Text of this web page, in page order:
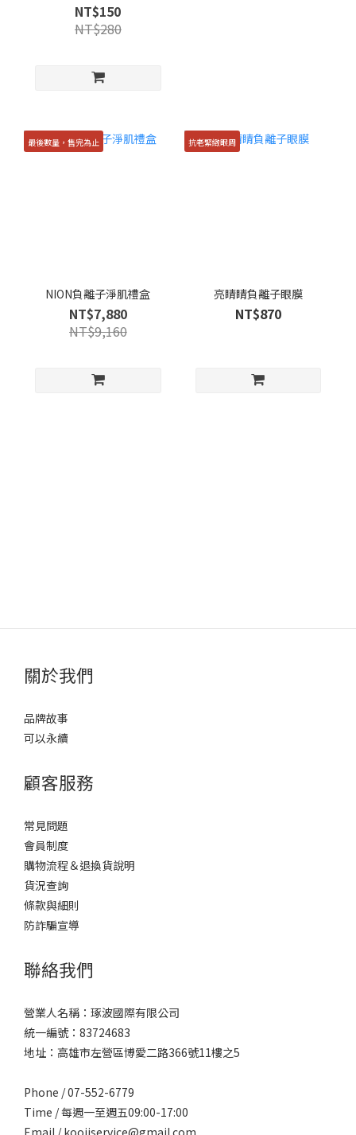
NT$150
NT$280
最後數量，售完為止
NION負離子淨肌禮盒
NT$7,880
NT$9,160
抗老緊緻眼周
亮睛睛負離子眼膜
NT$870
關於我們
品牌故事
可以永續
顧客服務
常見問題
會員制度
購物流程＆退換貨說明
貨況查詢
條款與細則
防詐騙宣導
聯絡我們
營業人名稱：琢波國際有限公司
統一編號：83724683
地址：高雄市左營區博愛二路366號11樓之5
Phone / 07-552-6779
Time / 每週一至週五09:00-17:00